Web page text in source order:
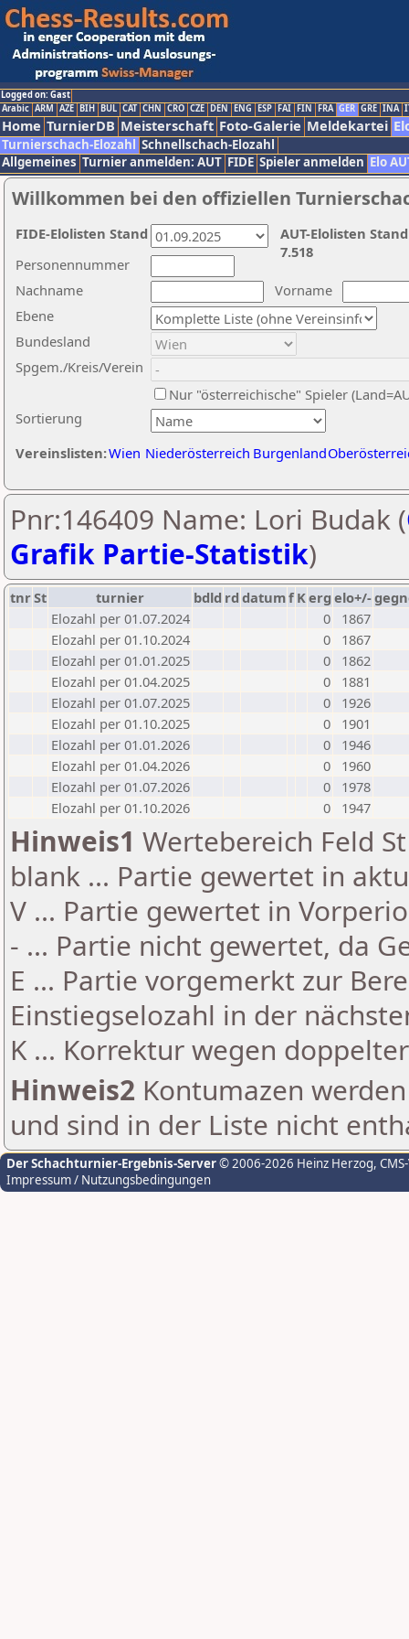
Logged on: Gast
Arabic ARM AZE BIH BUL CAT CHN CRO CZE DEN ENG ESP FAI FIN FRA GER GRE INA
Home TurnierDB Meisterschaft Foto-Galerie Meldekartei
Turnierschach-Elozahl Schnellschach-Elozahl
Allgemeines Turnier anmelden: AUT FIDE Spieler anmelden Elo
Willkommen bei den offiziellen
Nachname
Vorname
Ebene
Sortierung
Personennummer
Bundesland
Spgem./Kreis/Verein
Nur "österreichische" Spieler
Vereinslisten:Wien Niederösterreich Burgenland
AUT-Elolisten
7.518
FIDE-Elolisten Stand
Pnr:146409 Name: Lori Budak (
Grafik Partie-Statistik)
tnrSt turnier bdld rd datumf Kerg elo+/-
Elozahl per 01.07.2024
0
1867
Elozahl per 01.10.2024
0
1867
Elozahl per 01.01.2025
0
1862
Elozahl per 01.04.2025
0
1881
Elozahl per 01.07.2025
0
1926
Elozahl per 01.10.2025
0
1901
Elozahl per 01.01.2026
0
1946
Elozahl per 01.04.2026
0
1960
Elozahl per 01.07.2026
0
1978
Elozahl per 01.10.2026
0 1947
Hinweis1 Wertebereich Feld
blank ... Partie gewertet in
V ... Partie gewertet in
- ... Partie nicht gewertet, da
E ... Partie vorgemerkt zur
Einstiegselozahl in der
K ... Korrektur wegen
Hinweis2 Kontumazen
und sind in der Liste nicht
Der Schachturnier-Ergebnis-Server© 2006-2026 Heinz Herzog,
Impressum / Nutzungsbedingungen